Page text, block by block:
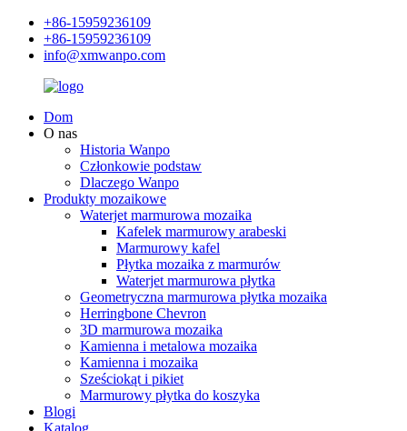
+86-15959236109
+86-15959236109
info@xmwanpo.com
Dom
O nas
Historia Wanpo
Członkowie podstaw
Dlaczego Wanpo
Produkty mozaikowe
Waterjet marmurowa mozaika
Kafelek marmurowy arabeski
Marmurowy kafel
Płytka mozaika z marmurów
Waterjet marmurowa płytka
Geometryczna marmurowa płytka mozaika
Herringbone Chevron
3D marmurowa mozaika
Kamienna i metalowa mozaika
Kamienna i mozaika
Sześciokąt i pikiet
Marmurowy płytka do koszyka
Blogi
Katalog